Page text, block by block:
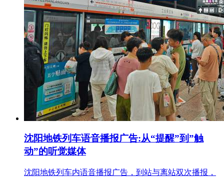
沈阳地铁列车语音播报广告:从“提醒”到”触
动”的听觉媒体
沈阳地铁列车内语音播报广告，到站与离站双次播报，